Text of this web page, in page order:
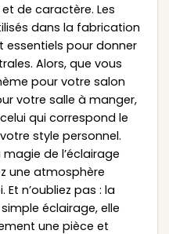
de caractère. Les
dans la fabrication
essentiels pour donner
Alors, que vous
pour votre salon
votre salle à manger,
qui correspond le
style personnel.
de l’éclairage
une atmosphère
n’oubliez pas : la
éclairage, elle
une pièce et